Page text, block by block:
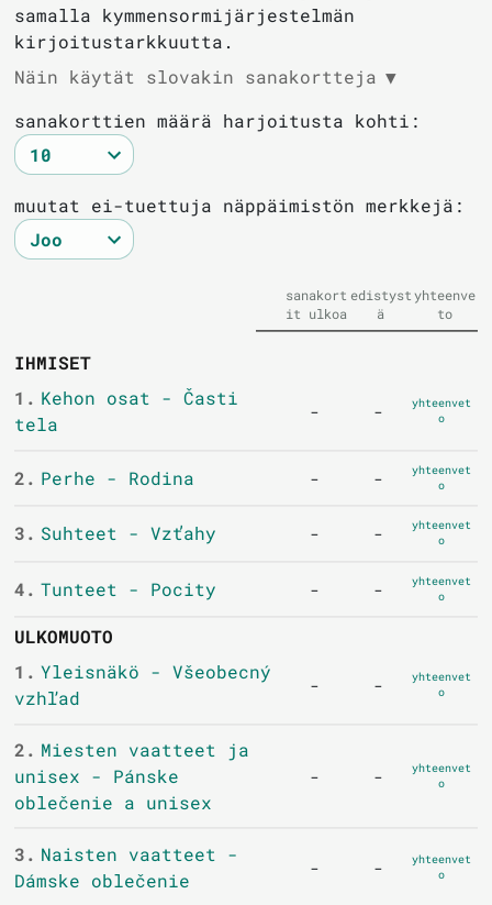
samalla kymmensormijärjestelmän
kirjoitustarkkuutta.
Näin käytät slovakin sanakortteja ▼
sanakorttien määrä harjoitusta kohti:
muutat ei-tuettuja näppäimistön merkkejä:
sanakort
it ulkoa
edistyst
ä
yhteenve
to
IHMISET
1. Kehon osat - Časti
tela
- -
yhteenvet
o
2. Perhe - Rodina - -
yhteenvet
o
3. Suhteet - Vzťahy - -
yhteenvet
o
4. Tunteet - Pocity - -
yhteenvet
o
ULKOMUOTO
1. Yleisnäkö - Všeobecný
vzhľad
- -
yhteenvet
o
2. Miesten vaatteet ja
unisex - Pánske
oblečenie a unisex
- -
yhteenvet
o
3. Naisten vaatteet -
Dámske oblečenie
- -
yhteenvet
o